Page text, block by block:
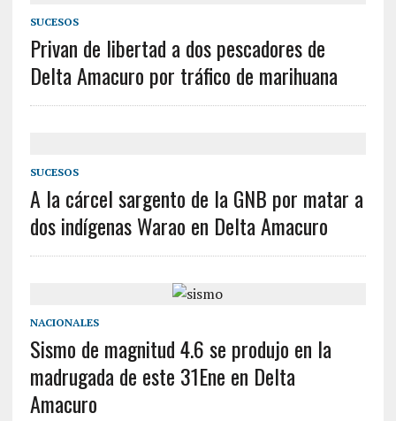
SUCESOS
Privan de libertad a dos pescadores de
Delta Amacuro por tráfico de marihuana
SUCESOS
A la cárcel sargento de la GNB por matar a
dos indígenas Warao en Delta Amacuro
NACIONALES
Sismo de magnitud 4.6 se produjo en la
madrugada de este 31Ene en Delta
Amacuro